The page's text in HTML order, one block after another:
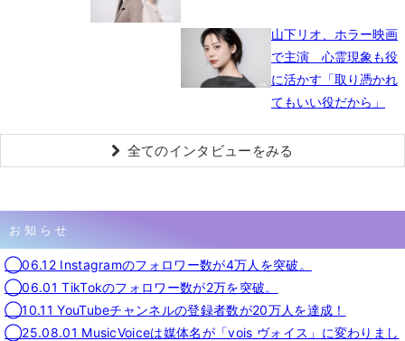
山下リオ、ホラー映画
で主演 心霊現象も役
に活かす「取り憑かれ
てもいい役だから」
全てのインタビューをみる
お知らせ
◯06.12 Instagramのフォロワー数が4万人を突破。
◯06.01 TikTokのフォロワー数が2万を突破。
◯10.11 YouTubeチャンネルの登録者数が20万人を達成！
◯25.08.01 MusicVoiceは媒体名が「vois ヴォイス」に変わりまし